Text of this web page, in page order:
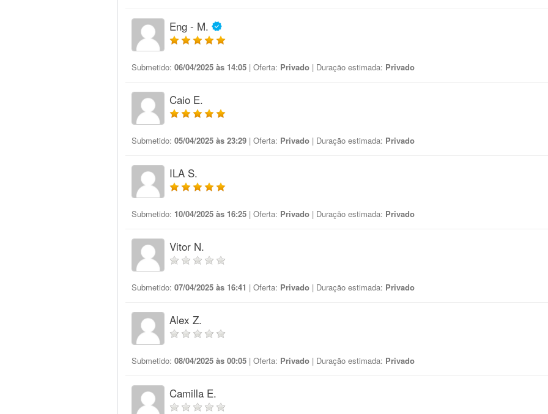
Eng - M.
Submetido: 06/04/2025 às 14:05 | Oferta: Privado | Duração estimada: Privado
Caio E.
Submetido: 05/04/2025 às 23:29 | Oferta: Privado | Duração estimada: Privado
ILA S.
Submetido: 10/04/2025 às 16:25 | Oferta: Privado | Duração estimada: Privado
Vitor N.
Submetido: 07/04/2025 às 16:41 | Oferta: Privado | Duração estimada: Privado
Alex Z.
Submetido: 08/04/2025 às 00:05 | Oferta: Privado | Duração estimada: Privado
Camilla E.